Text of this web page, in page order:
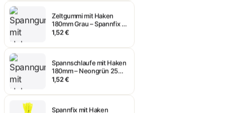
180mm Grau – Spannfix 25
Stück
1,52 €
180mm – Neongrün 25
Stück
1,52 €
180mm Expander